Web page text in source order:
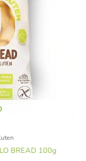
BREAD 100g